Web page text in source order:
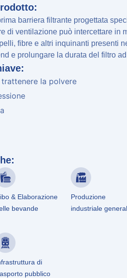
barriera filtrante progettata
di ventilazione può intercettare in
fibre e altri inquinanti presenti
e prolungare la durata del filtro
la polvere
& Elaborazione
bevande
Produzione
industriale
di
pubblico